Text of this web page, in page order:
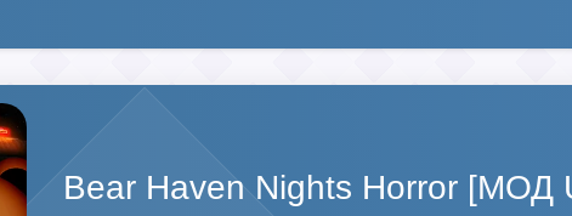
Bear Haven Nights Horror [МОД